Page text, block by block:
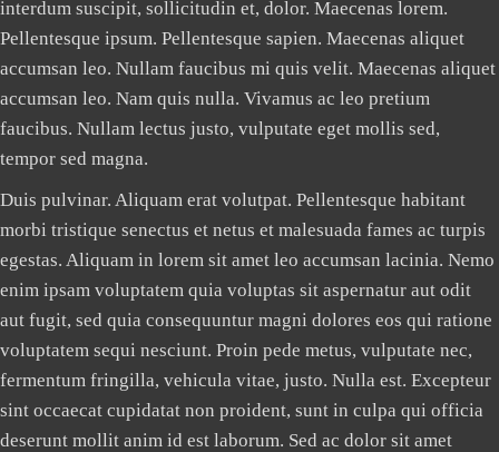
interdum suscipit, sollicitudin et, dolor. Maecenas lorem.
Pellentesque ipsum. Pellentesque sapien. Maecenas aliquet
accumsan leo. Nullam faucibus mi quis velit. Maecenas aliquet
accumsan leo. Nam quis nulla. Vivamus ac leo pretium
faucibus. Nullam lectus justo, vulputate eget mollis sed,
tempor sed magna.
Duis pulvinar. Aliquam erat volutpat. Pellentesque habitant
morbi tristique senectus et netus et malesuada fames ac turpis
egestas. Aliquam in lorem sit amet leo accumsan lacinia. Nemo
enim ipsam voluptatem quia voluptas sit aspernatur aut odit
aut fugit, sed quia consequuntur magni dolores eos qui ratione
voluptatem sequi nesciunt. Proin pede metus, vulputate nec,
fermentum fringilla, vehicula vitae, justo. Nulla est. Excepteur
sint occaecat cupidatat non proident, sunt in culpa qui officia
deserunt mollit anim id est laborum. Sed ac dolor sit amet